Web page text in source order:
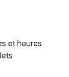
et heures